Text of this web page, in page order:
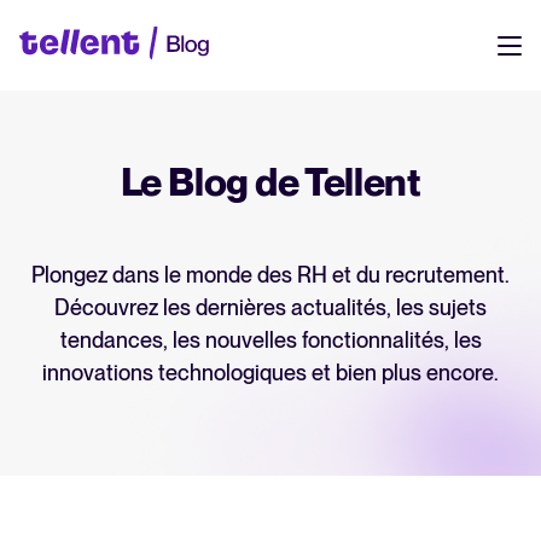
Ressources
Une plateforme unique pour recruter, gérer et développer vos
équipes. Découvrez comment tout se connecte, très simplement.
Nos clients
De vraies équipes, des résultats concrets. Découvrez comment des
entreprises comme la vôtre utilisent Tellent pour recruter plus
efficacement et construire des équipes solides.
NL
Login
Le Blog de Tellent
Plongez dans le monde des RH et du recrutement.
Découvrez les dernières actualités, les sujets
tendances, les nouvelles fonctionnalités, les
innovations technologiques et bien plus encore.